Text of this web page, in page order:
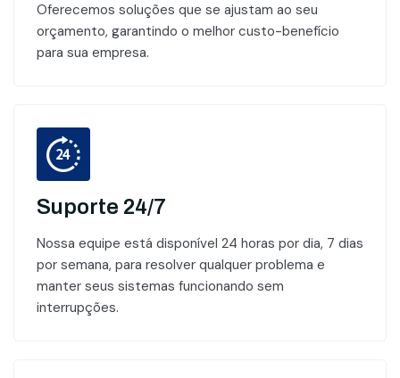
Oferecemos soluções que se ajustam ao seu
orçamento, garantindo o melhor custo-benefício
para sua empresa.
Suporte 24/7
Nossa equipe está disponível 24 horas por dia, 7 dias
por semana, para resolver qualquer problema e
manter seus sistemas funcionando sem
interrupções.